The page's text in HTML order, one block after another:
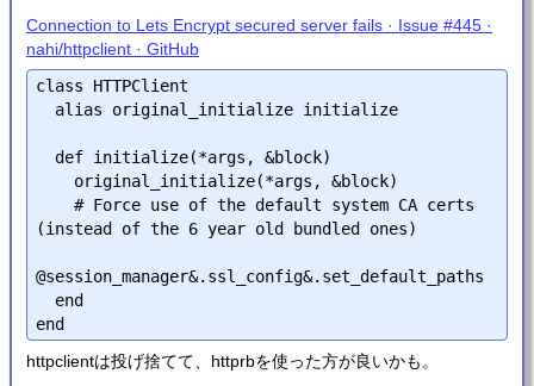
Connection to Lets Encrypt secured server fails · Issue #445 ·
nahi/httpclient · GitHub
class HTTPClient
  def initialize(*args, &block)
    # Force use of the default system CA certs
(instead of the 6 year old bundled ones)
@session_manager&.ssl_config&.set_default_paths
httpclientは投げ捨てて、httprbを使った方が良いかも。